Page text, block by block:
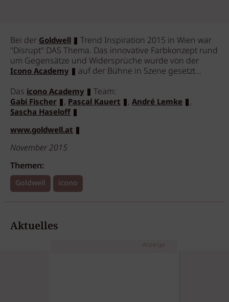
Bei derGoldwell
Trend Inspiration 2015 in Wien war
"Disrupt" DAS Thema. Das innovative Farbkonzept rund
um Gegensätze und Widersprüche wurde von der
Icono Academy
auf der Bühne in Szene gesetzt...
Das icono Academy Team:
Gabi Fischer , Pascal Kauert , André Lemke ,
Sascha Haseloff
www.goldwell.at
November 2015
Themen:
Goldwell icono
Aktuelles
Anzeige